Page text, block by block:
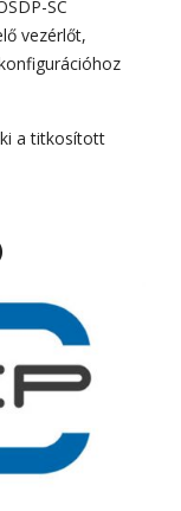
SC
vezérlőt,
a titkosított